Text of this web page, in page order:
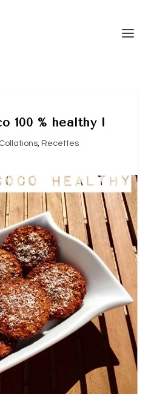
100 % healthy !
Collations, Recettes